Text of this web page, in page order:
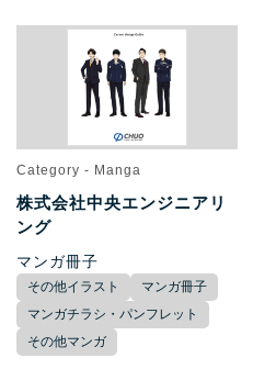
Category - Manga
株式会社中央エンジニアリ
ング
マンガ冊子
その他イラスト
マンガ冊子
マンガチラシ・パンフレット
その他マンガ